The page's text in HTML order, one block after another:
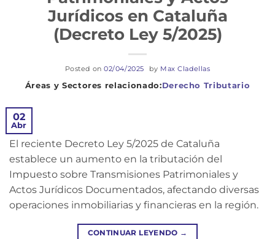
Derecho Tributario
Jurídicos en Cataluña
(Decreto Ley 5/2025)
Posted on02/04/2025 by Max Cladellas
02
Abr
El reciente Decreto Ley 5/2025 de Cataluña
establece un aumento en la tributación del
Impuesto sobre Transmisiones Patrimoniales y
Actos Jurídicos Documentados, afectando diversas
operaciones inmobiliarias y financieras en la región.
CONTINUAR LEYENDO →